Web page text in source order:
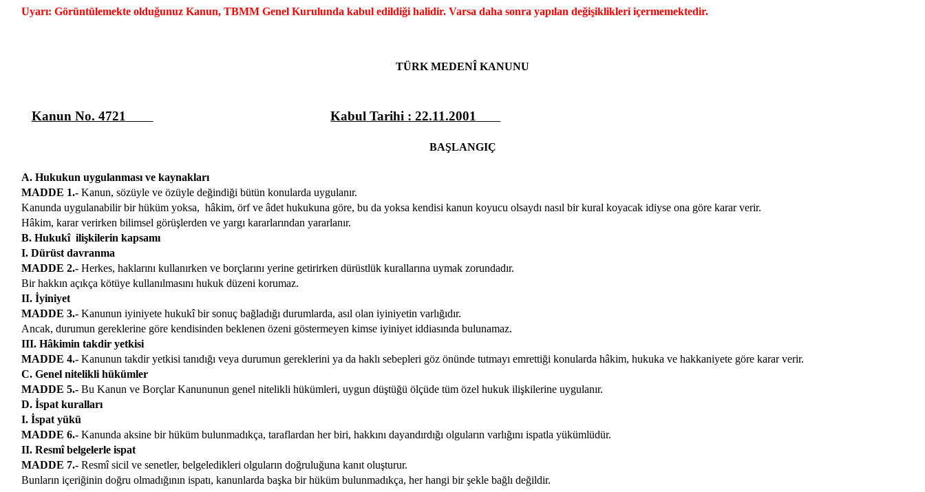
Uyarı: Görüntülemekte olduğunuz Kanun, TBMM Genel Kurulunda kabul edildiği halidir. Varsa daha sonra yapılan değişiklikleri içermemektedir.
TÜRK MEDENÎ KANUNU
Kanun No. 4721 Kabul Tarihi : 22.11.2001
BAŞLANGIÇ
A. Hukukun uygulanması ve kaynakları
MADDE 1.-Kanun, sözüyle ve özüyle değindiği bütün konularda uygulanır.
Kanunda uygulanabilir bir hüküm yoksa, hâkim, örf ve âdet hukukuna göre, bu da yoksa kendisi kanun koyucu olsaydı nasıl bir kural koyacak idiyse ona göre karar verir.
Hâkim, karar verirken bilimsel görüşlerden ve yargı kararlarından yararlanır.
B. Hukukî ilişkilerin kapsamı
I. Dürüst davranma
MADDE 2.-Herkes, haklarını kullanırken ve borçlarını yerine getirirken dürüstlük kurallarına uymak zorundadır.
Bir hakkın açıkça kötüye kullanılmasını hukuk düzeni korumaz.
II. İyiniyet
MADDE 3.-Kanunun iyiniyete hukukî bir sonuç bağladığı durumlarda, asıl olan iyiniyetin varlığıdır.
Ancak, durumun gereklerine göre kendisinden beklenen özeni göstermeyen kimse iyiniyet iddiasında bulunamaz.
III. Hâkimin takdir yetkisi
MADDE 4.-Kanunun takdir yetkisi tanıdığı veya durumun gereklerini ya da haklı sebepleri göz önünde tutmayı emrettiği konularda hâkim, hukuka ve hakkaniyete göre karar verir.
C. Genel nitelikli hükümler
MADDE 5.-Bu Kanun ve Borçlar Kanununun genel nitelikli hükümleri, uygun düştüğü ölçüde tüm özel hukuk ilişkilerine uygulanır.
D. İspat kuralları
I. İspat yükü
MADDE 6.-Kanunda aksine bir hüküm bulunmadıkça, taraflardan her biri, hakkını dayandırdığı olguların varlığını ispatla yükümlüdür.
II. Resmî belgelerle ispat
MADDE 7.-Resmî sicil ve senetler, belgeledikleri olguların doğruluğuna kanıt oluşturur.
Bunların içeriğinin doğru olmadığının ispatı, kanunlarda başka bir hüküm bulunmadıkça, her hangi bir şekle bağlı değildir.